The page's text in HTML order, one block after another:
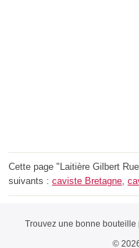
Cette page "Laitière Gilbert
suivants : caviste Bretagne,
Trouvez une bonne bouteille
©